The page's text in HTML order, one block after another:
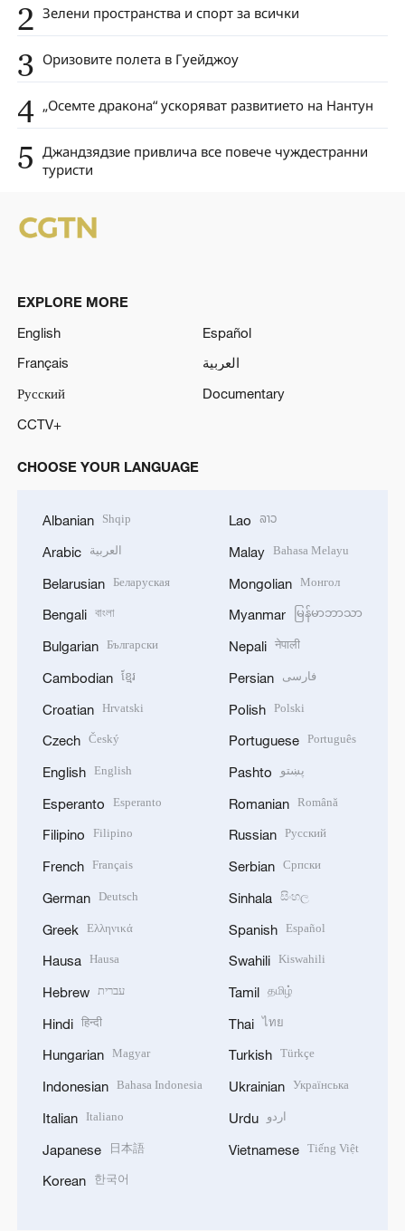
2 Зелени пространства и спорт за всички
3 Оризовите полета в Гуейджоу
4 „Осемте дракона“ ускоряват развитието на Нантун
5 Джандзядзие привлича все повече чуждестранни
туристи
EXPLORE MORE
English
Español
Français
العربية
Русский
Documentary
CCTV+
CHOOSE YOUR LANGUAGE
Albanian Shqip
Arabic العربية
Belarusian Беларуская
Bengali বাংলা
Bulgarian Български
Cambodian ខ្មែរ
Croatian Hrvatski
Czech Český
English English
Esperanto Esperanto
Filipino Filipino
French Français
German Deutsch
Greek Ελληνικά
Hausa Hausa
Hebrew עברית
Hindi हिन्दी
Hungarian Magyar
Indonesian Bahasa Indonesia
Italian Italiano
Japanese 日本語
Korean 한국어
Lao ລາວ
Malay Bahasa Melayu
Mongolian Монгол
Myanmar မြန်မာဘာသာ
Nepali नेपाली
Persian فارسی
Polish Polski
Portuguese Português
Pashto پښتو
Romanian Română
Russian Русский
Serbian Српски
Sinhala සිංහල
Spanish Español
Swahili Kiswahili
Tamil தமிழ்
Thai ไทย
Turkish Türkçe
Ukrainian Українська
Urdu اردو
Vietnamese Tiếng Việt